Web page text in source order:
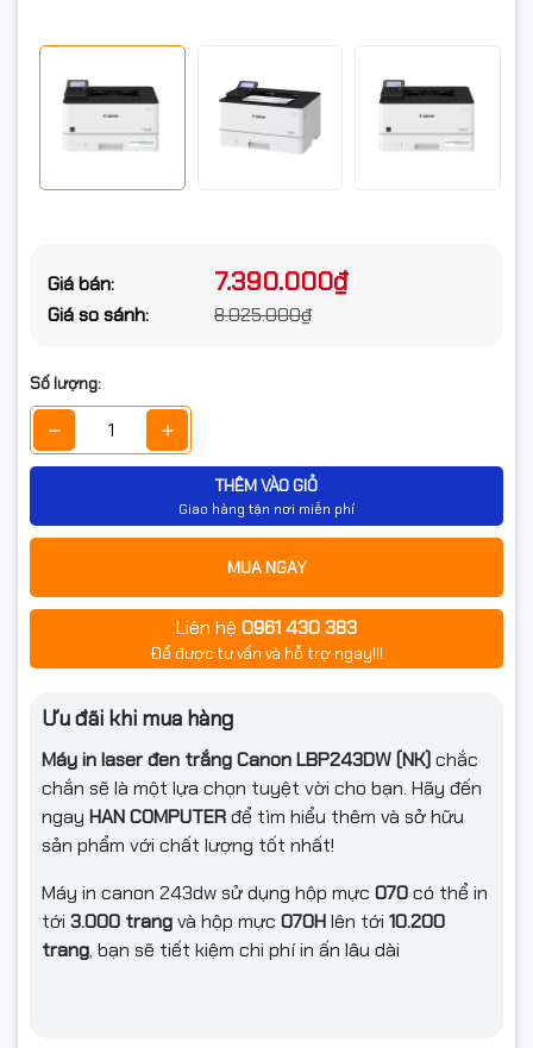
Giá bán: 7.390.000₫
Giá so sánh: 8.025.000₫
Số lượng:
THÊM VÀO GIỎ
Giao hàng tận nơi miễn phí
MUA NGAY
Liên hệ 0961 430 383
Để được tư vấn và hỗ trợ ngay!!!
Ưu đãi khi mua hàng
Máy in laser đen trắng Canon LBP243DW (NK)chắc
chắn sẽ là một lựa chọn tuyệt vời cho bạn. Hãy đến
ngay HANCOMPUTERđể tìm hiểu thêm và sở hữu
sản phẩm với chất lượng tốt nhất!
Máy in canon 243dw sử dụng hộp mực 070có thể in
tới 3.000 trangvà hộp mực 070Hlên tới 10.200
trang, bạn sẽ tiết kiệm chi phí in ấn lâu dài
Chrome OS
Kích thước Kích thước (W x D x H): 399 x 373 x 249 mm